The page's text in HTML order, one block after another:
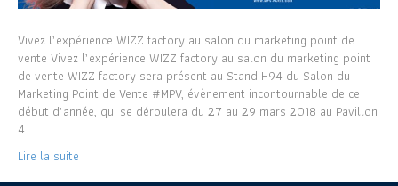
Vivez l’expérience WIZZ factory au salon du marketing point de
vente Vivez l’expérience WIZZ factory au salon du marketing point
de vente WIZZ factory sera présent au Stand H94 du Salon du
Marketing Point de Vente #MPV, évènement incontournable de ce
début d’année, qui se déroulera du 27 au 29 mars 2018 au Pavillon
4…
Lire la suite